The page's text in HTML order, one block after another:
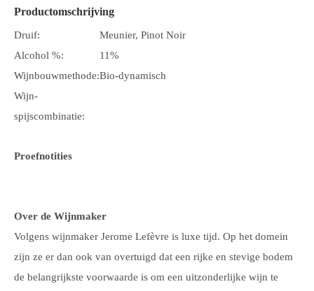
Productomschrijving
Druif:
Meunier, Pinot Noir
Alcohol %:
11%
Wijnbouwmethode:Bio-dynamisch
Wijn-
spijscombinatie:
Proefnotities
Over de Wijnmaker
Volgens wijnmaker Jerome Lefèvre is luxe tijd. Op het domein
zijn ze er dan ook van overtuigd dat een rijke en stevige bodem
de belangrijkste voorwaarde is om een uitzonderlijke wijn te